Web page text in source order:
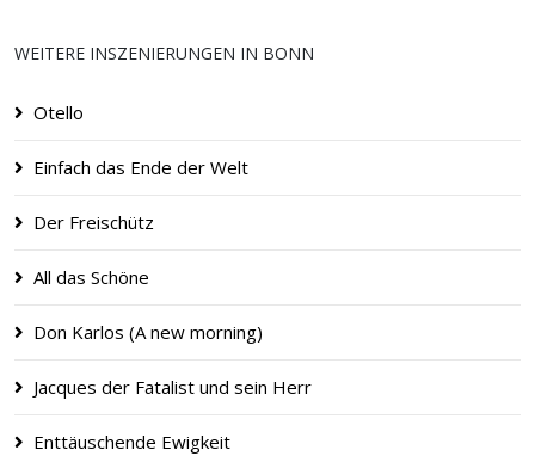
WEITERE INSZENIERUNGEN IN BONN
Otello
Einfach das Ende der Welt
Der Freischütz
All das Schöne
Don Karlos (A new morning)
Jacques der Fatalist und sein Herr
Enttäuschende Ewigkeit